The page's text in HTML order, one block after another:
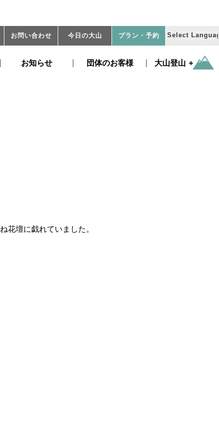
お問い合わせ 今日の大山 プラン ・予約
お知らせ 団体のお客様 大山登山
花壇に戯れていました。